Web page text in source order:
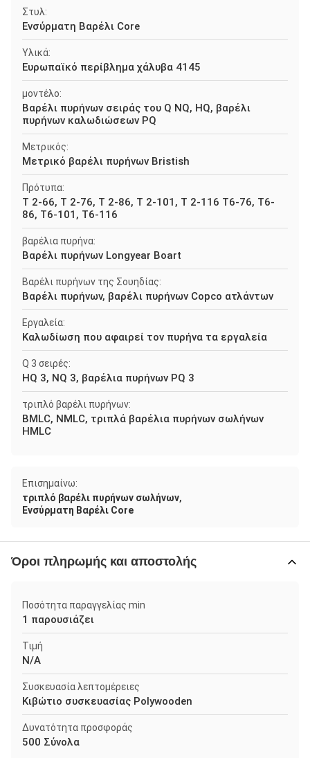
Στυλ:
Ενσύρματη Βαρέλι Core
Υλικά:
Ευρωπαϊκό περίβλημα χάλυβα 4145
μοντέλο:
Βαρέλι πυρήνων σειράς του Q NQ, HQ, βαρέλι
πυρήνων καλωδιώσεων PQ
Μετρικός:
Μετρικό βαρέλι πυρήνων Bristish
Πρότυπα:
Τ 2-66, Τ 2-76, Τ 2-86, Τ 2-101, Τ 2-116 T6-76, T6-
86, T6-101, T6-116
βαρέλια πυρήνα:
Βαρέλι πυρήνων Longyear Boart
Βαρέλι πυρήνων της Σουηδίας:
Βαρέλι πυρήνων, βαρέλι πυρήνων Copco ατλάντων
Εργαλεία:
Καλωδίωση που αφαιρεί τον πυρήνα τα εργαλεία
Q 3 σειρές:
HQ 3, NQ 3, βαρέλια πυρήνων PQ 3
τριπλό βαρέλι πυρήνων:
BMLC, NMLC, τριπλά βαρέλια πυρήνων σωλήνων
HMLC
Επισημαίνω:
τριπλό βαρέλι πυρήνων σωλήνων,
Ενσύρματη Βαρέλι Core
Όροι πληρωμής και αποστολής
Ποσότητα παραγγελίας min
1 παρουσιάζει
Τιμή
N/A
Συσκευασία λεπτομέρειες
Κιβώτιο συσκευασίας Polywooden
Δυνατότητα προσφοράς
500 Σύνολα